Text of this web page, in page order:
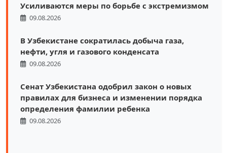
Усиливаются меры по борьбе с экстремизмом
09.08.2026
В Узбекистане сократилась добыча газа,
нефти, угля и газового конденсата
09.08.2026
Сенат Узбекистана одобрил закон о новых
правилах для бизнеса и изменении порядка
определения фамилии ребенка
09.08.2026